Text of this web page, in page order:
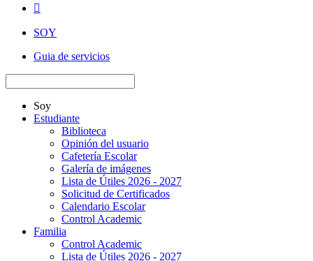

SOY
Guia de servicios
Soy
Estudiante
Biblioteca
Opinión del usuario
Cafetería Escolar
Galería de imágenes
Lista de Útiles 2026 - 2027
Solicitud de Certificados
Calendario Escolar
Control Academic
Familia
Control Academic
Lista de Útiles 2026 - 2027